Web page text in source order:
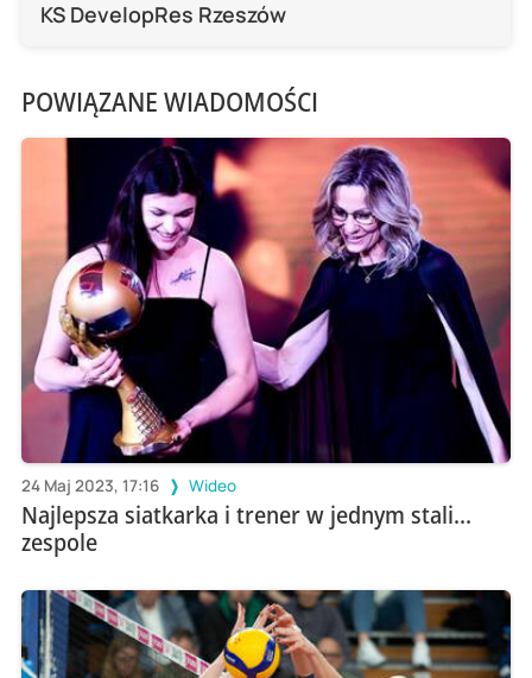
KS DevelopRes Rzeszów
POWIĄZANE WIADOMOŚCI
24 Maj 2023, 17:16 Wideo
Najlepsza siatkarka i trener w jednym stali...
zespole